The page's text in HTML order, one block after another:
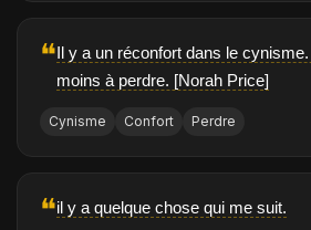
❝Il y a un réconfort dans le
moins à perdre. [Norah Price]
Cynisme Confort Perdre
❝il y a quelque chose qui me suit.